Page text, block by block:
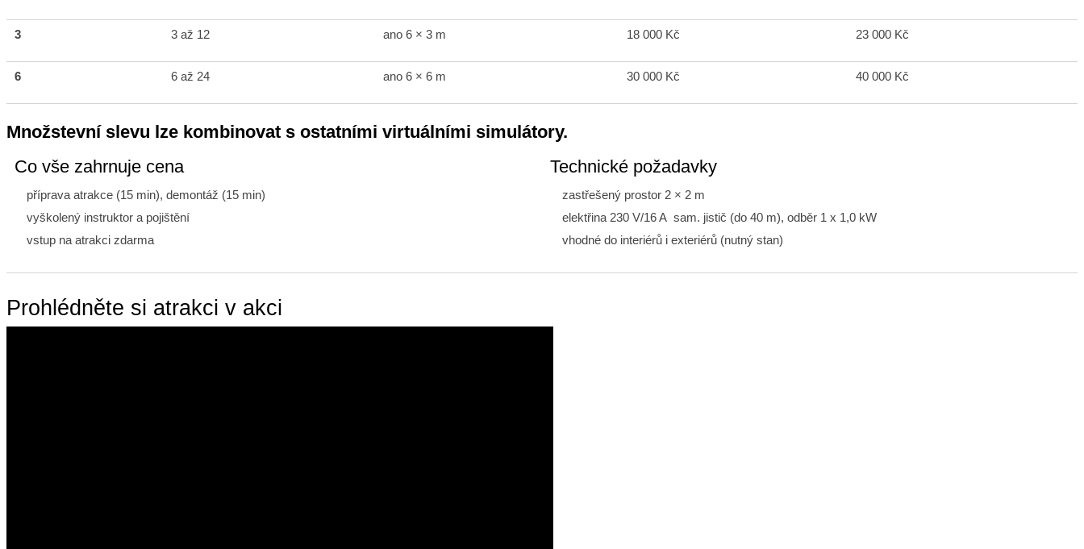
3 3 až 12 ano 6 × 3 m 18 000 Kč 23 000 Kč
6 6 až 24 ano 6 × 6 m 30 000 Kč 40 000 Kč
Množstevní slevu lze kombinovat s ostatními virtuálními simulátory.
Co vše zahrnuje cena
příprava atrakce (15 min), demontáž (15 min)
vyškolený instruktor a pojištění
vstup na atrakci zdarma
Technické požadavky
zastřešený prostor 2 × 2 m
elektřina 230 V/16 A sam. jistič (do 40 m), odběr 1 x 1,0 kW
vhodné do interiérů i exteriérů (nutný stan)
Prohlédněte si atrakci v akci